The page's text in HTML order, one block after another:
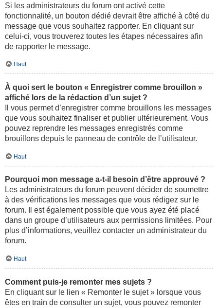
Si les administrateurs du forum ont activé cette
fonctionnalité, un bouton dédié devrait être affiché à côté du
message que vous souhaitez rapporter. En cliquant sur
celui-ci, vous trouverez toutes les étapes nécessaires afin
de rapporter le message.
Haut
À quoi sert le bouton « Enregistrer comme brouillon »
affiché lors de la rédaction d’un sujet ?
Il vous permet d’enregistrer comme brouillons les messages
que vous souhaitez finaliser et publier ultérieurement. Vous
pouvez reprendre les messages enregistrés comme
brouillons depuis le panneau de contrôle de l’utilisateur.
Haut
Pourquoi mon message a-t-il besoin d’être approuvé ?
Les administrateurs du forum peuvent décider de soumettre
à des vérifications les messages que vous rédigez sur le
forum. Il est également possible que vous ayez été placé
dans un groupe d’utilisateurs aux permissions limitées. Pour
plus d’informations, veuillez contacter un administrateur du
forum.
Haut
Comment puis-je remonter mes sujets ?
En cliquant sur le lien « Remonter le sujet » lorsque vous
êtes en train de consulter un sujet, vous pouvez remonter